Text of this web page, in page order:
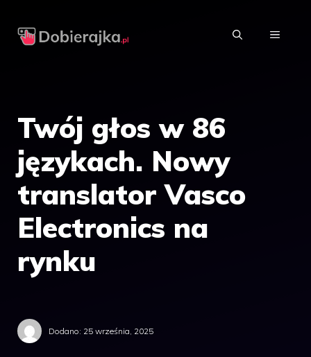
MENU
Twój głos w 86
językach. Nowy
translator Vasco
Electronics na
rynku
Dodano: 25 września, 2025